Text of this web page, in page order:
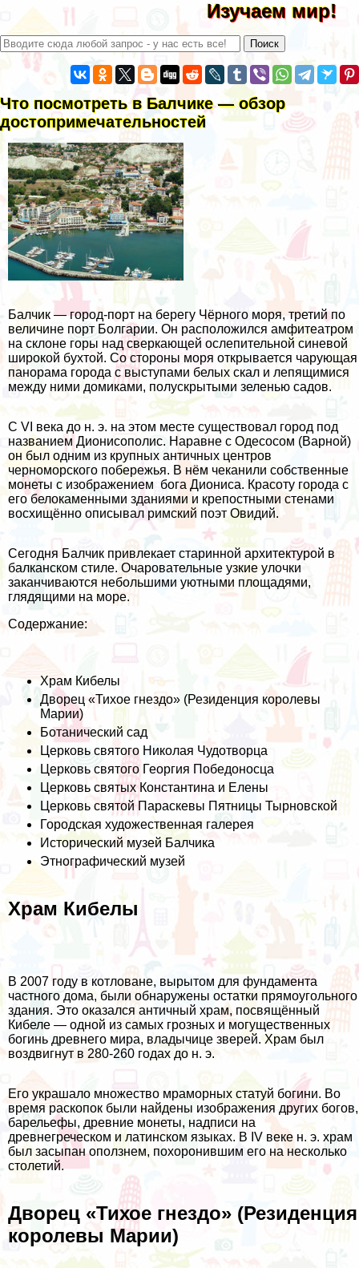
Изучаем мир!
Что посмотреть в Балчике — обзор
достопримечательностей
Балчик — город-порт на берегу Чёрного моря, третий по
величине порт Болгарии. Он расположился амфитеатром
на склоне горы над сверкающей ослепительной синевой
широкой бухтой. Со стороны моря открывается чарующая
панорама города с выступами белых скал и лепящимися
между ними домиками, полускрытыми зеленью садов.
С VI века до н. э. на этом месте существовал город под
названием Дионисополис. Наравне с Одесосом (Варной)
он был одним из крупных античных центров
черноморского побережья. В нём чеканили собственные
монеты с изображением бога Диониса. Красоту города с
его белокаменными зданиями и крепостными стенами
восхищённо описывал римский поэт Овидий.
Сегодня Балчик привлекает старинной архитектурой в
балканском стиле. Очаровательные узкие улочки
заканчиваются небольшими уютными площадями,
глядящими на море.
Содержание:
Храм Кибелы
Дворец «Тихое гнездо» (Резиденция королевы
Марии)
Ботанический сад
Церковь святого Николая Чудотворца
Церковь святого Георгия Победоносца
Церковь святых Константина и Елены
Церковь святой Параскевы Пятницы Тырновской
Городская художественная галерея
Исторический музей Балчика
Этнографический музей
Храм Кибелы
В 2007 году в котловане, вырытом для фундамента
частного дома, были обнаружены остатки прямоугольного
здания. Это оказался античный храм, посвящённый
Кибеле — одной из самых грозных и могущественных
богинь древнего мира, владычице зверей. Храм был
воздвигнут в 280-260 годах до н. э.
Его украшало множество мраморных статуй богини. Во
время раскопок были найдены изображения других богов,
барельефы, древние монеты, надписи на
древнегреческом и латинском языках. В IV веке н. э. храм
был засыпан оползнем, похоронившим его на несколько
столетий.
Дворец «Тихое гнездо» (Резиденция
королевы Марии)